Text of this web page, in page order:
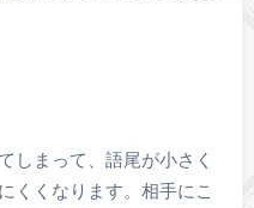
しまって、語尾が小さく
くくなります。相手にこ